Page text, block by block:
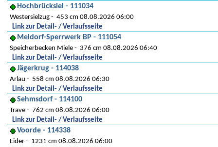
Hochbrücksiel - 111034
Westersielzug
453 cm 08.08.2026 06:00
Link zur Detail- / Verlaufsseite
Meldorf-Sperrwerk BP - 111054
Speicherbecken Miele
376 cm 08.08.2026 06:40
Link zur Detail- / Verlaufsseite
Jägerkrug - 114038
Arlau
558 cm 08.08.2026 06:30
Link zur Detail- / Verlaufsseite
Sehmsdorf - 114100
Trave
762 cm 08.08.2026 06:00
Link zur Detail- / Verlaufsseite
Voorde - 114338
Eider
1231 cm 08.08.2026 06:00